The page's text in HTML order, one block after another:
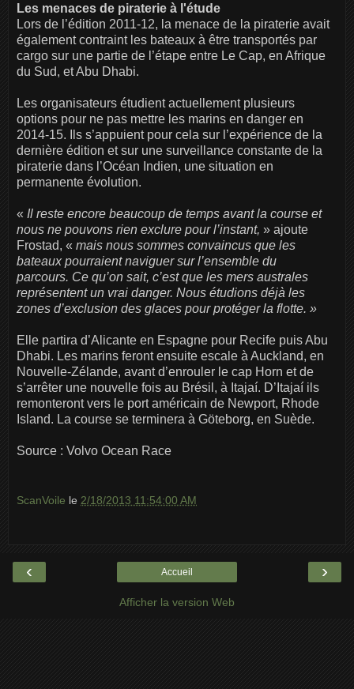
Les menaces de piraterie à l'étude
Lors de l’édition 2011-12, la menace de la piraterie avait
également contraint les bateaux à être transportés par
cargo sur une partie de l’étape entre Le Cap, en Afrique
du Sud, et Abu Dhabi.
Les organisateurs étudient actuellement plusieurs
options pour ne pas mettre les marins en danger en
2014-15. Ils s’appuient pour cela sur l’expérience de la
dernière édition et sur une surveillance constante de la
piraterie dans l’Océan Indien, une situation en
permanente évolution.
« Il reste encore beaucoup de temps avant la course et
nous ne pouvons rien exclure pour l’instant, » ajoute
Frostad, « mais nous sommes convaincus que les
bateaux pourraient naviguer sur l’ensemble du
parcours. Ce qu’on sait, c’est que les mers australes
représentent un vrai danger. Nous étudions déjà les
zones d’exclusion des glaces pour protéger la flotte. »
Elle partira d’Alicante en Espagne pour Recife puis Abu
Dhabi. Les marins feront ensuite escale à Auckland, en
Nouvelle-Zélande, avant d’enrouler le cap Horn et de
s’arrêter une nouvelle fois au Brésil, à Itajaí. D’Itajaí ils
remonteront vers le port américain de Newport, Rhode
Island. La course se terminera à Göteborg, en Suède.
Source : Volvo Ocean Race
ScanVoile le 2/18/2013 11:54:00 AM
‹ ›
Accueil
Afficher la version Web